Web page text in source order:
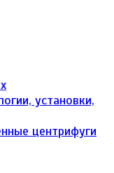
установки,
центрифуги